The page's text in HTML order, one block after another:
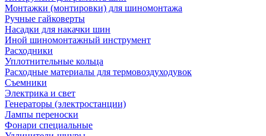
Монтажки (монтировки) для шиномонтажа
Ручные гайковерты
Насадки для накачки шин
Иной шиномонтажный инструмент
Расходники
Уплотнительные кольца
Расходные материалы для термовоздуходувок
Съемники
Электрика и свет
Генераторы (электростанции)
Лампы переноски
Фонари специальные